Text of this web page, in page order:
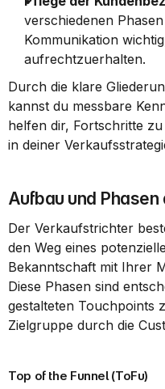
verschiedenen
Kommunikation
aufrechtzuerhalten.
Durch die klare
kannst du messbare
helfen dir, Fortschritte
in deiner
Aufbau und
Der Verkaufstrichter
den Weg eines
Bekanntschaft mit Ihrer
Diese Phasen sind
gestalteten Touchpoints
Zielgruppe durch die
Top of the Funnel (ToFu)